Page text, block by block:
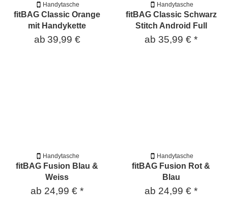
Handytasche
fitBAG Classic Orange
mit Handykette
ab 39,99 €
Handytasche
fitBAG Classic Schwarz
Stitch Android Full
ab 35,99 € *
Handytasche
fitBAG Fusion Blau &
Weiss
ab 24,99 € *
Handytasche
fitBAG Fusion Rot &
Blau
ab 24,99 € *